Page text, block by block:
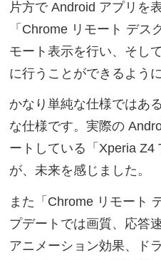
片方で Android アプリを
「Chrome リモート デス
モート表示を行い、そし
に行うことができるよう
かなり単純な仕様ではあ
な仕様です。実際の
ートしている「Xperia Z4
が、未来を感じました。
また「Chrome リモート
プデートでは画質、応答
アニメーション効果、ド